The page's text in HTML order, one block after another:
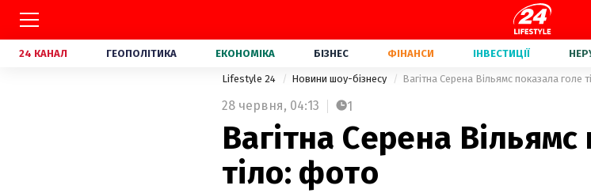
24 КАНАЛ ГЕОПОЛІТИКА ЕКОНОМІКА БІЗНЕС ФІНАНСИ ІНВЕСТИЦІЇ
Lifestyle 24 Новини шоу-бізнесу Вагітна Серена Вільямс показала голе
28 червня, 04:13 1
Вагітна Серена
тіло: фото